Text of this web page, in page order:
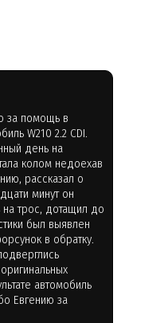
за помощь в
W210 2.2 CDI.
день на
колом недоехав
рассказал о
минут он
на трос, дотащил до
был выявлен
в обратку.
автомобиль
Евгению за